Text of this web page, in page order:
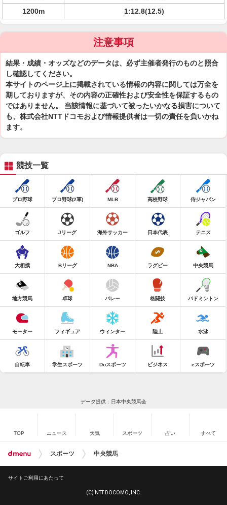
1200m
1:12.8(12.5)
注意事項
結果・成績・オッズなどのデータは、必ず主催者発行のものと照合
し確認してください。
本サイトのページ上に掲載されている情報の内容に関しては万全を
期しておりますが、その内容の正確性および安全性を保証するもの
ではありません。 当該情報に基づいて被ったいかなる損害について
も、株式会社NTTドコモおよび情報提供者は一切の責任を負いかね
ます。
競技一覧
プロ野球 プロ野球(2軍) MLB 高校野球 侍ジャパン
ゴルフ Jリーグ 海外サッカー 日本代表 テニス
大相撲 Bリーグ NBA ラグビー 中央競馬
地方競馬 卓球 バレー 格闘技 バドミントン
モーター フィギュア ウィンター 陸上 水泳
自転車 学生スポーツ Doスポーツ ビジネス eスポーツ
データ提供：日本中央競馬会
TOP ニュース 天気 スポーツ 占い すべて
スポーツ 中央競馬
サイトご利用にあたって
(C) NTT DOCOMO, INC.